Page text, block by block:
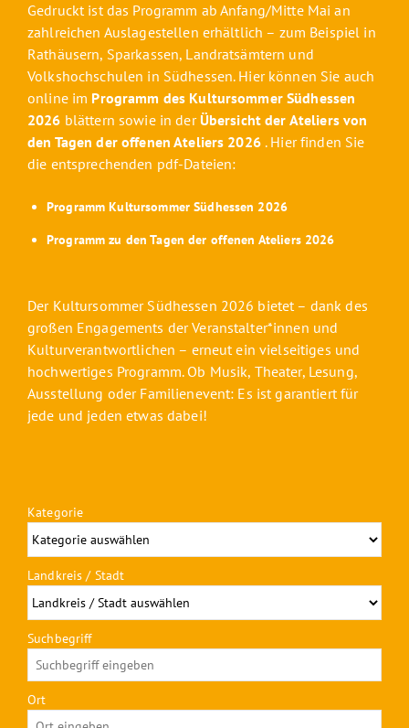
Gedruckt ist das Programm ab Anfang/Mitte Mai an
zahlreichen Auslagestellen erhältlich – zum Beispiel in
Rathäusern, Sparkassen, Landratsämtern und
Volkshochschulen in Südhessen. Hier können Sie auch
online im Programm des Kultursommer Südhessen
2026 blättern sowie in derÜbersicht der Ateliers von
den Tagen der offenen Ateliers 2026. Hier finden Sie
die entsprechenden pdf-Dateien:
Programm Kultursommer Südhessen 2026
Programm zu den Tagen der offenen Ateliers 2026
Der Kultursommer Südhessen 2026 bietet – dank des
großen Engagements der Veranstalter*innen und
Kulturverantwortlichen – erneut ein vielseitiges und
hochwertiges Programm. Ob Musik, Theater, Lesung,
Ausstellung oder Familienevent: Es ist garantiert für
jede und jeden etwas dabei!
Kategorie
Landkreis / Stadt
Suchbegriff
Ort